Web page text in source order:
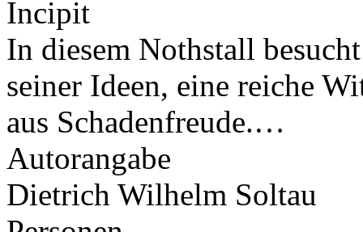
Incipit
In diesem Nothstall
seiner Ideen, eine reiche
aus Schadenfreude.…
Autorangabe
Dietrich Wilhelm Soltau